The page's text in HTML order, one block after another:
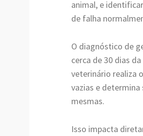
animal, e
de falha
O diagnóstico de
cerca de 30 dias da
veterinário realiza
vazias e
mesmas.
Isso impacta